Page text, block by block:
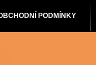
PODMÍNKY